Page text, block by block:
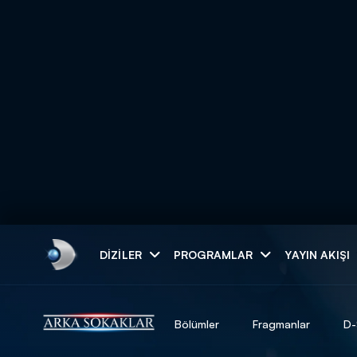
DIZILER PROGRAMLAR YAYIN AKIŞI
Bölümler Fragmanlar